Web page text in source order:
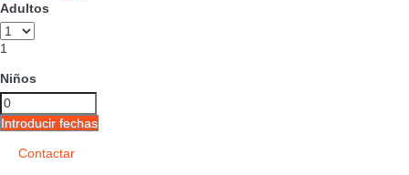
Adultos
1
Niños
Introducir fechas
Contactar